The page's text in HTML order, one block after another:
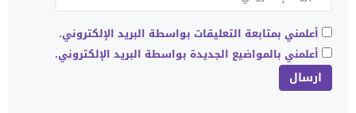
أعلمني بمتابعة التعليقات بواسطة البريد الإلكتروني.
أعلمني بالمواضيع الجديدة بواسطة البريد الإلكتروني.